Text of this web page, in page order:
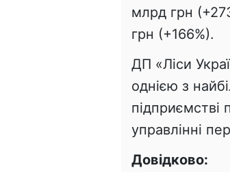
млрд грн
грн (+166%).
ДП «Ліси
однією з
підприємстві
управлінні
Довідково: